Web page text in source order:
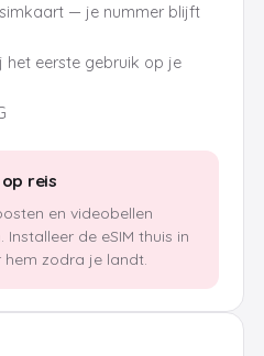
— je nummer blijft
het eerste gebruik op je
reis
en videobellen
de eSIM thuis in
zodra je landt.